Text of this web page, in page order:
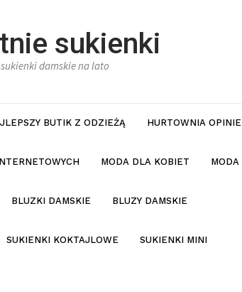
sukienki
damskie na lato
BUTIK Z ODZIEŻĄ HURTOWNIA OPINIE
MODA DLA KOBIET MODA
BLUZKI DAMSKIE BLUZY DAMSKIE
SUKIENKI KOKTAJLOWE SUKIENKI MINI